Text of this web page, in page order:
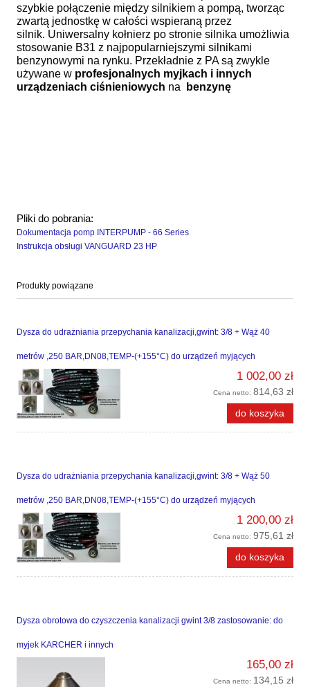
szybkie połączenie między silnikiem a pompą, tworząc
zwartą jednostkę w całości wspieraną przez
silnik. Uniwersalny kołnierz po stronie silnika umożliwia
stosowanie B31 z najpopularniejszymi silnikami
benzynowymi na rynku. Przekładnie z PA są zwykle
używane w profesjonalnych myjkach i innych
urządzeniach ciśnieniowych na benzynę
Pliki do pobrania:
Dokumentacja pomp INTERPUMP - 66 Series
Instrukcja obsługi VANGUARD 23 HP
Produkty powiązane
Dysza do udrażniania przepychania kanalizacji,gwint: 3/8 + Wąż 40
metrów ,250 BAR,DN08,TEMP-(+155°C) do urządzeń myjących
1 002,00 zł
Cena netto: 814,63 zł
do koszyka
Dysza do udrażniania przepychania kanalizacji,gwint: 3/8 + Wąż 50
metrów ,250 BAR,DN08,TEMP-(+155°C) do urządzeń myjących
1 200,00 zł
Cena netto: 975,61 zł
do koszyka
Dysza obrotowa do czyszczenia kanalizacji gwint 3/8 zastosowanie: do
myjek KARCHER i innych
165,00 zł
Cena netto: 134,15 zł